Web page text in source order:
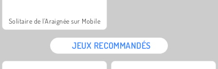
Solitaire de l'Araignée sur Mobile
JEUX RECOMMANDÉS